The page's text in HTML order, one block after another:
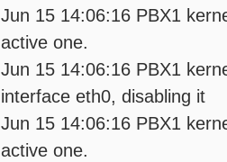
Jun 15 14:06:16 PBX1
active one.
Jun 15 14:06:16 PBX1
interface eth0, disabling it
Jun 15 14:06:16 PBX1
active one.